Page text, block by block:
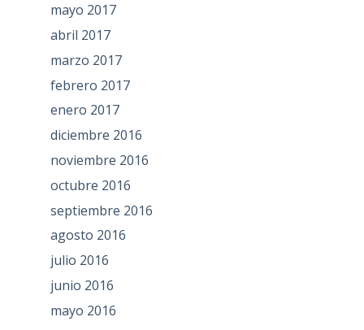
mayo 2017
abril 2017
marzo 2017
febrero 2017
enero 2017
diciembre 2016
noviembre 2016
octubre 2016
septiembre 2016
agosto 2016
julio 2016
junio 2016
mayo 2016